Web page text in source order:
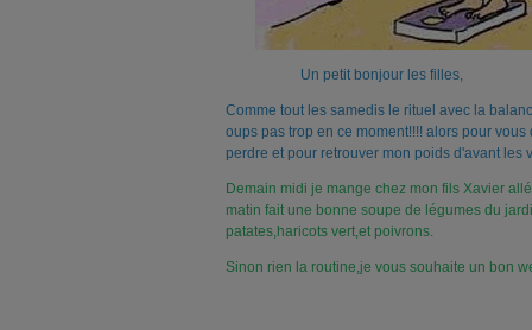
Un petit bonjour les filles,
Comme tout les samedis le rituel avec la
oups pas trop en ce moment!!!! alors pour
perdre et pour retrouver mon poids d'avant les
Demain midi je mange chez mon fils Xavier
matin fait une bonne soupe de légumes du
patates,haricots vert,et poivrons.
Sinon rien la routine,je vous souhaite un bon